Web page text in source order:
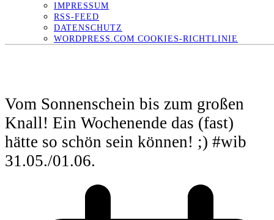
IMPRESSUM
RSS-FEED
DATENSCHUTZ
WORDPRESS.COM COOKIES-RICHTLINIE
Vom Sonnenschein bis zum großen
Knall! Ein Wochenende das (fast)
hätte so schön sein können! ;) #wib
31.05./01.06.